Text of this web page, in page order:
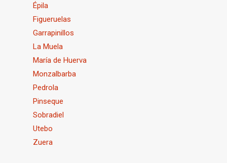
Épila
Figueruelas
Garrapinillos
La Muela
María de Huerva
Monzalbarba
Pedrola
Pinseque
Sobradiel
Utebo
Zuera